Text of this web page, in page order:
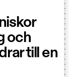
och
till en